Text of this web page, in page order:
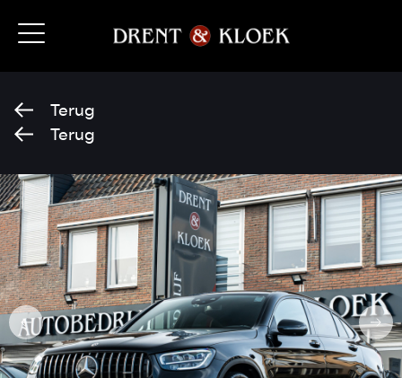
Terug
Terug